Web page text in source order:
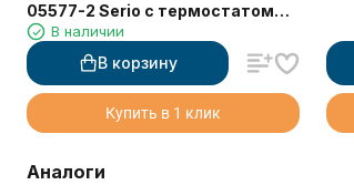
05577-2 Serio с термостатом
6282В наличии
В корзину
Купить в 1 клик
Аналоги